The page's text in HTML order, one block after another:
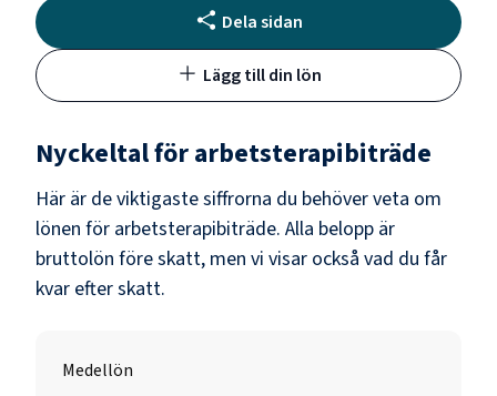
Dela sidan
Lägg till din lön
Nyckeltal förarbetsterapibiträde
Här är de viktigaste siffrorna du behöver veta om
lönen för arbetsterapibiträde. Alla belopp är
bruttolön före skatt, men vi visar också vad du får
kvar efter skatt.
Medellön